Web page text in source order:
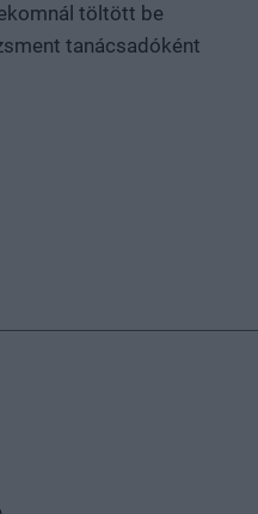
töltött be
tanácsadóként